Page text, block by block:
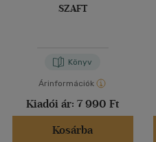
SZAFT
Könyv
Árinformációk
Kiadói ár: 7 990 Ft
Kosárba